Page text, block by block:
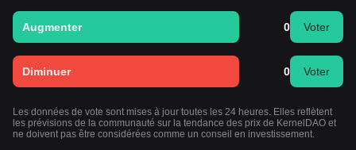
Augmenter 0 Voter
Diminuer 0 Voter
Les données de vote sont mises à jour toutes les 24 heures. Elles reflètent
les prévisions de la communauté sur la tendance des prix de KernelDAO et
ne doivent pas être considérées comme un conseil en investissement.